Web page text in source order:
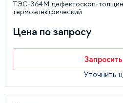
ТЭС-364М дефектоскоп-
термоэлектрический
Цена по запросу
Уточнить